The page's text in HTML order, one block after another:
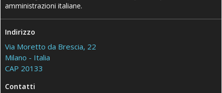
amministrazioni italiane.
Indirizzo
Via Moretto da Brescia, 22
Milano - Italia
CAP 20133
Contatti